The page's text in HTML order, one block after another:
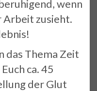
wenn
Arbeit zusieht.
das Thema Zeit
ca. 45
der Glut